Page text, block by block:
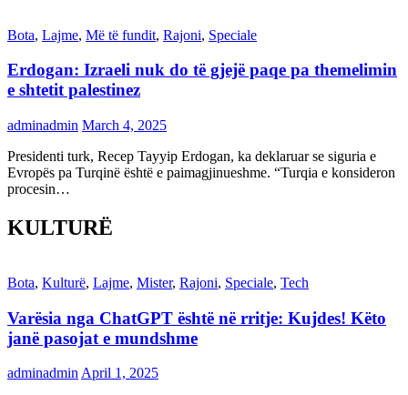
Bota, Lajme, Më të fundit, Rajoni, Speciale
Erdogan: Izraeli nuk do të gjejë paqe pa themelimin
e shtetit palestinez
adminadmin March 4, 2025
Presidenti turk, Recep Tayyip Erdogan, ka deklaruar se siguria e
Evropës pa Turqinë është e paimagjinueshme. “Turqia e konsideron
procesin…
KULTURË
Bota, Kulturë, Lajme, Mister, Rajoni, Speciale, Tech
Varësia nga ChatGPT është në rritje: Kujdes! Këto
janë pasojat e mundshme
adminadmin April 1, 2025